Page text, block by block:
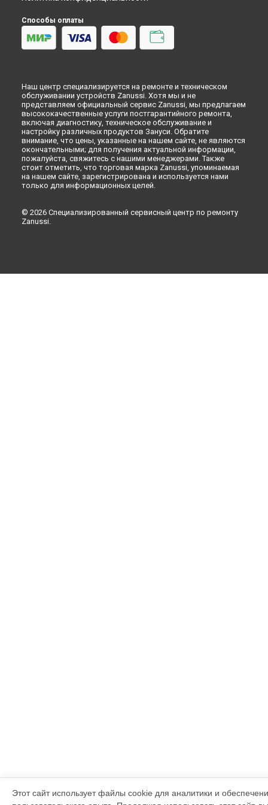
Замена панели управления духового шкафа Zanussi в
Замена панели управления духового шкафа Zanussi в
Замена панели управления духового шкафа Zanussi в
Оренбурге
Замена панели управления духового шкафа Zanussi в
Кемерово
Замена панели управления духового шкафа Zanussi в
Новокузнецке
Замена панели управления духового шкафа Zanussi в
Рязани
Замена панели управления духового шкафа Zanussi в
Замена панели управления духового шкафа Zanussi в
Набережных Челнах
Способы оплаты
Наш центр специализируется на ремонте и техническом
обслуживании устройств Zanussi. Хотя мы и не
представляем официальный сервис Zanussi, мы предлагаем
высококачественные услуги постгарантийного ремонта,
включая диагностику, техническое обслуживание и
настройку различных продуктов Зануси. Обратите
внимание, что цены, указанные на нашем сайте, не являются
окончательными; для получения актуальной информации,
пожалуйста, свяжитесь с нашими менеджерами. Также
стоит отметить, что торговая марка Zanussi, упоминаемая
на нашем сайте, зарегистрирована и используется нами
только для информационных целей.
© 2026 Специализированный сервисный центр по ремонту
Zanussi.
Этот сайт использует файлы cookie для аналитики и